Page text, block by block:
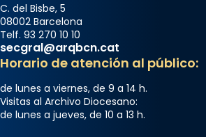
C. del Bisbe, 5
08002 Barcelona
Telf. 93 270 10 10
secgral@arqbcn.cat
Horario de atención al público:
de lunes a viernes, de 9 a 14 h.
Visitas al Archivo Diocesano:
de lunes a jueves, de 10 a 13 h.